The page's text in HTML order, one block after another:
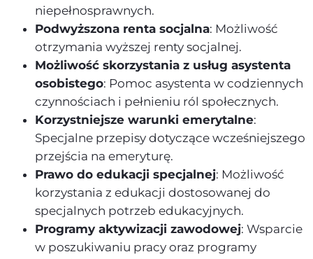
niepełnosprawnych.
Podwyższona renta socjalna: Możliwość
otrzymania wyższej renty socjalnej.
Możliwość skorzystania z usług asystenta
osobistego: Pomoc asystenta w codziennych
czynnościach i pełnieniu ról społecznych.
Korzystniejsze warunki emerytalne:
Specjalne przepisy dotyczące wcześniejszego
przejścia na emeryturę.
Prawo do edukacji specjalnej: Możliwość
korzystania z edukacji dostosowanej do
specjalnych potrzeb edukacyjnych.
Programy aktywizacji zawodowej: Wsparcie
w poszukiwaniu pracy oraz programy